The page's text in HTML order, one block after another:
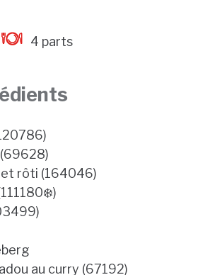
4 parts
(69628)
rôti (164046)
au curry (67192)